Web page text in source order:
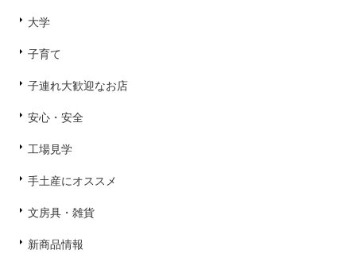
大学
子育て
子連れ大歓迎なお店
安心・安全
工場見学
手土産にオススメ
文房具・雑貨
新商品情報